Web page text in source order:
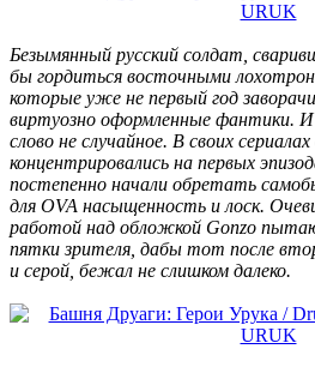
Безымянный русский солдат,
бы гордиться восточными
которые уже не первый год
виртуозно оформленные фантики.
слово не случайное. В своих
концентрировались на первых
постепенно начали обретать
для OVA насыщенность и лоск.
работой над обложкой Gonzo
пятки зрителя, дабы тот после
и серой, бежал не слишком далеко.